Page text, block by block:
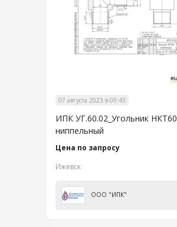
07 августа 2023 в 09:43
ИПК УГ.60.02_Угольник НКТ60
ниппельный
Цена по запросу
Ижевск
ООО "ИПК"